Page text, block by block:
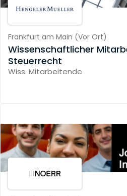
Frankfurt am Main (Vor Ort)
Wissenschaftlicher
Steuerrecht
Wiss. Mitarbeitende